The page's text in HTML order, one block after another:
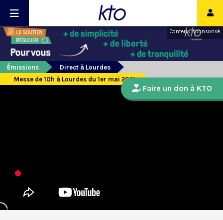
Contenu sponsorisé
Émissions
Direct à Lourdes
Messe de 10h à Lourdes du 1er mai 2021
Faire un don à KTO